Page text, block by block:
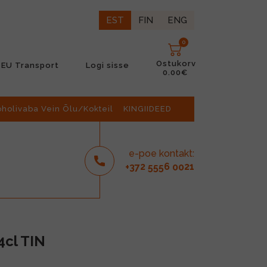
EST FIN ENG
EU Transport Logi sisse
0
Ostukorv
0.00€
Vein Õlu/Kokteil KINGIIDEED
e-poe kontakt:
+372 5556 0021
TIN